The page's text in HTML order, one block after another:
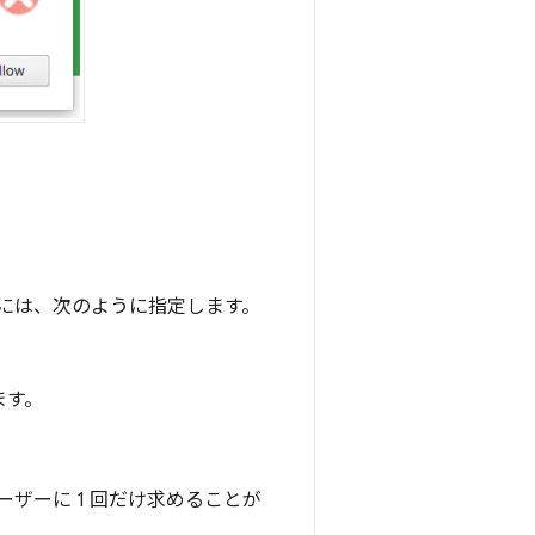
、次のように指定します。
。
ザーに 1 回だけ求めることが